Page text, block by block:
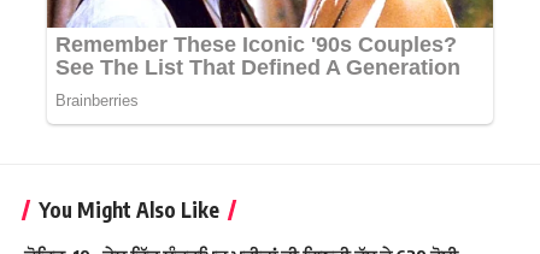
You Might Also Like